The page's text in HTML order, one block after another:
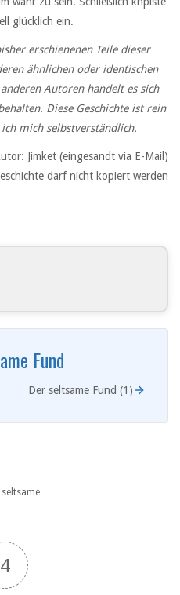
glücklich ein.
erschienenen Teile dieser
ähnlichen oder identischen
Autoren handelt es sich
Diese Geschichte ist rein
mich selbstverständlich.
Jimket (eingesandt via E-Mail)
darf nicht kopiert werden
Fund
Der seltsame Fund (1)
seltsame
4